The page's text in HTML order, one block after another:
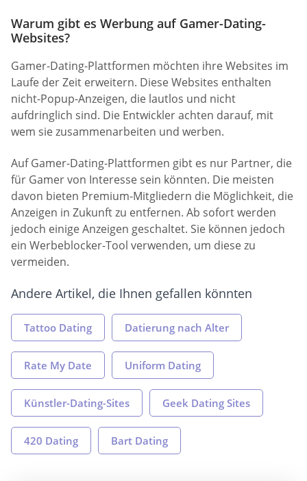
Warum gibt es Werbung auf Gamer-Dating-
Websites?
Gamer-Dating-Plattformen möchten ihre Websites im
Laufe der Zeit erweitern. Diese Websites enthalten
nicht-Popup-Anzeigen, die lautlos und nicht
aufdringlich sind. Die Entwickler achten darauf, mit
wem sie zusammenarbeiten und werben.
Auf Gamer-Dating-Plattformen gibt es nur Partner, die
für Gamer von Interesse sein könnten. Die meisten
davon bieten Premium-Mitgliedern die Möglichkeit, die
Anzeigen in Zukunft zu entfernen. Ab sofort werden
jedoch einige Anzeigen geschaltet. Sie können jedoch
ein Werbeblocker-Tool verwenden, um diese zu
vermeiden.
Andere Artikel, die Ihnen gefallen könnten
Tattoo Dating Datierung nach Alter
Rate My Date Uniform Dating
Künstler-Dating-Sites Geek Dating Sites
420 Dating Bart Dating